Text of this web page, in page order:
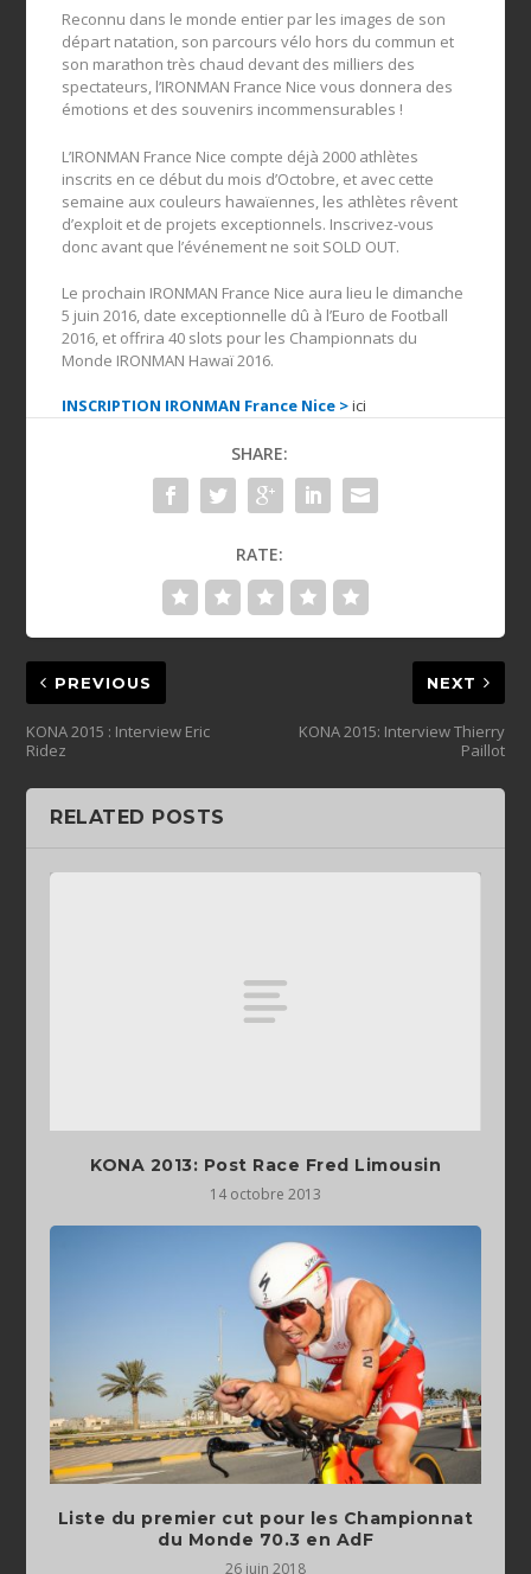
Reconnu dans le monde entier par les images de son
départ natation, son parcours vélo hors du commun et
son marathon très chaud devant des milliers des
spectateurs, l’IRONMAN France Nice vous donnera des
émotions et des souvenirs incommensurables !
L’IRONMAN France Nice compte déjà 2000 athlètes
inscrits en ce début du mois d’Octobre, et avec cette
semaine aux couleurs hawaïennes, les athlètes rêvent
d’exploit et de projets exceptionnels. Inscrivez-vous
donc avant que l’événement ne soit SOLD OUT.
Le prochain IRONMAN France Nice aura lieu le dimanche
5 juin 2016, date exceptionnelle dû à l’Euro de Football
2016, et offrira 40 slots pour les Championnats du
Monde IRONMAN Hawaï 2016.
INSCRIPTION IRONMAN France Nice >ici
SHARE:
RATE:
PREVIOUS
KONA 2015 : Interview Eric
Ridez
NEXT
KONA 2015: Interview Thierry
Paillot
RELATED POSTS
KONA 2013: Post Race Fred Limousin
14 octobre 2013
Liste du premier cut pour les Championnat
du Monde 70.3 en AdF
26 juin 2018